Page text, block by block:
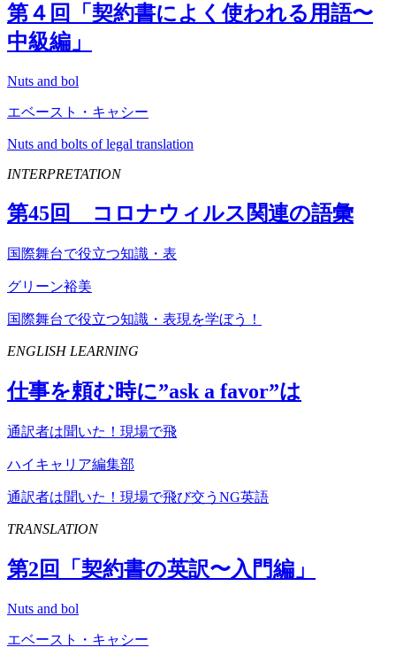
第４回「契約書によく使われる用語〜
中級編」
Nuts and bol
エベースト・キャシー
Nuts and bolts of legal translation
INTERPRETATION
第45回 コロナウィルス関連の語彙
国際舞台で役立つ知識・表
グリーン裕美
国際舞台で役立つ知識・表現を学ぼう！
ENGLISH LEARNING
仕事を頼む時に”ask a favor”は
通訳者は聞いた！現場で飛
ハイキャリア編集部
通訳者は聞いた！現場で飛び交うNG英語
TRANSLATION
第2回「契約書の英訳〜入門編」
Nuts and bol
エベースト・キャシー